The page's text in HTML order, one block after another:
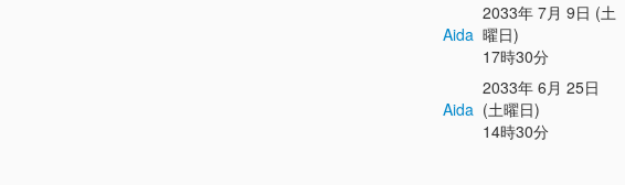
Aida
2033年 7月 9日 (土
曜日)
17時30分
Aida
2033年 6月 25日
(土曜日)
14時30分